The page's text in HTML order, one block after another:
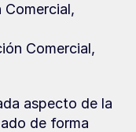
Comercial,
Comercial,
aspecto de la
de forma